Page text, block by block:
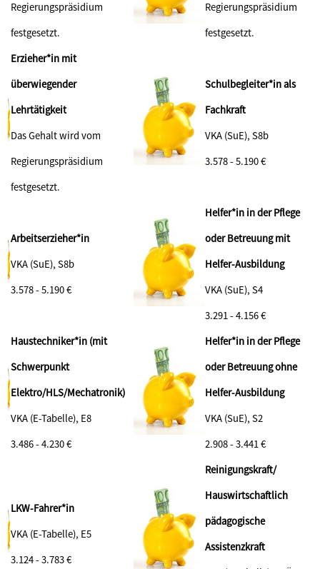
Regierungspräsidium
festgesetzt.
Regierungspräsidium
festgesetzt.
Erzieher*in mit
überwiegender
Lehrtätigkeit
Das Gehalt wird vom
Regierungspräsidium
festgesetzt.
Schulbegleiter*in als
Fachkraft
VKA (SuE), S8b
3.578 - 5.190 €
Arbeitserzieher*in
VKA (SuE), S8b
3.578 - 5.190 €
Helfer*in in der Pflege
oder Betreuung mit
Helfer-Ausbildung
VKA (SuE), S4
3.291 - 4.156 €
Haustechniker*in (mit
Schwerpunkt
Elektro/HLS/Mechatronik)
VKA (E-Tabelle), E8
3.486 - 4.230 €
Helfer*in in der Pflege
oder Betreuung ohne
Helfer-Ausbildung
VKA (SuE), S2
2.908 - 3.441 €
LKW-Fahrer*in
VKA (E-Tabelle), E5
3.124 - 3.783 €
Reinigungskraft/
Hauswirtschaftlich
pädagogische
Assistenzkraft